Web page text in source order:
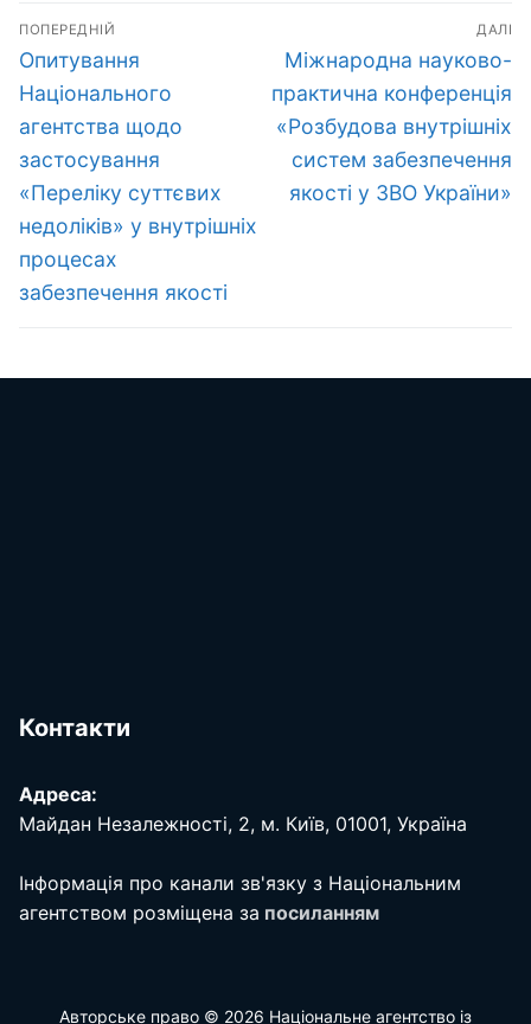
Навігація
записів
ПОПЕРЕДНІЙ
Попередній
запис:
Опитування
Національного
агентства щодо
застосування
«Переліку суттєвих
недоліків» у внутрішніх
процесах
забезпечення якості
ДАЛІ
Наступний
запис:
Міжнародна науково-
практична конференція
«Розбудова внутрішніх
систем забезпечення
якості у ЗВО України»
Контакти
Адреса:
Майдан Незалежності, 2, м. Київ, 01001, Україна
Інформація про канали зв'язку з Національним
агентством розміщена за посиланням
Авторське право © 2026 Національне агентство із